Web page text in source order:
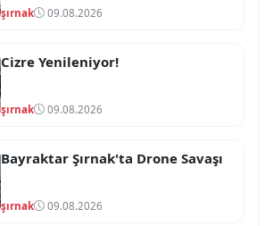
şırnak 09.08.2026
Cizre Yenileniyor!
şırnak 09.08.2026
Bayraktar Şırnak'ta Drone Savaşı
şırnak 09.08.2026